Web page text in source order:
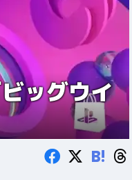
ッグウイ
B!